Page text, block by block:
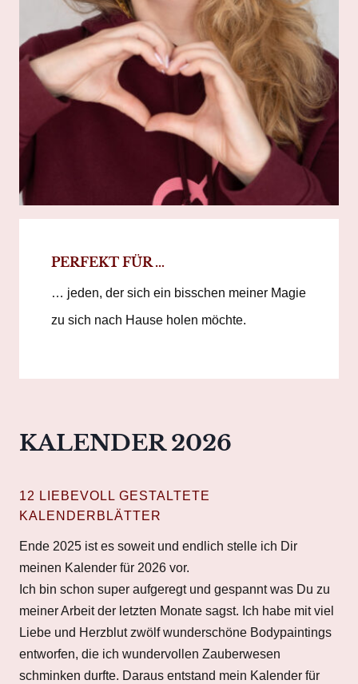
PERFEKT FÜR …
… jeden, der sich ein bisschen meiner Magie
zu sich nach Hause holen möchte.
KALENDER 2026
12 LIEBEVOLL GESTALTETE
KALENDERBLÄTTER
Ende 2025 ist es soweit und endlich stelle ich Dir
meinen Kalender für 2026 vor.
Ich bin schon super aufgeregt und gespannt was Du zu
meiner Arbeit der letzten Monate sagst. Ich habe mit viel
Liebe und Herzblut zwölf wunderschöne Bodypaintings
entworfen, die ich wundervollen Zauberwesen
schminken durfte. Daraus entstand mein Kalender für